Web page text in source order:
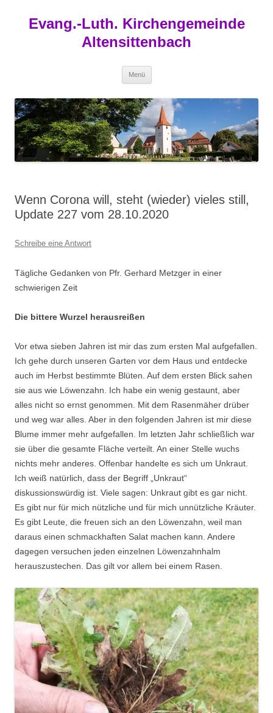
springen
Evang.-Luth. Kirchengemeinde
Altensittenbach
Menü
Wenn Corona will, steht (wieder) vieles still,
Update 227 vom 28.10.2020
Schreibe eine Antwort
Tägliche Gedanken von Pfr. Gerhard Metzger in einer
schwierigen Zeit
Die bittere Wurzel herausreißen
Vor etwa sieben Jahren ist mir das zum ersten Mal aufgefallen.
Ich gehe durch unseren Garten vor dem Haus und entdecke
auch im Herbst bestimmte Blüten. Auf dem ersten Blick sahen
sie aus wie Löwenzahn. Ich habe ein wenig gestaunt, aber
alles nicht so ernst genommen. Mit dem Rasenmäher drüber
und weg war alles. Aber in den folgenden Jahren ist mir diese
Blume immer mehr aufgefallen. Im letzten Jahr schließlich war
sie über die gesamte Fläche verteilt. An einer Stelle wuchs
nichts mehr anderes. Offenbar handelte es sich um Unkraut.
Ich weiß natürlich, dass der Begriff „Unkraut“
diskussionswürdig ist. Viele sagen: Unkraut gibt es gar nicht.
Es gibt nur für mich nützliche und für mich unnützliche Kräuter.
Es gibt Leute, die freuen sich an den Löwenzahn, weil man
daraus einen schmackhaften Salat machen kann. Andere
dagegen versuchen jeden einzelnen Löwenzahnhalm
herauszustechen. Das gilt vor allem bei einem Rasen.